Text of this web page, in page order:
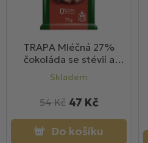
TRAPA Mléčná 27%
čokoláda se stévií a
lískovými ořechy 75g
Skladem
47 Kč
54 Kč
Do košíku